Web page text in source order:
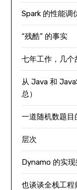
Spark 的性能调
“残酷” 的事实
七年工作，几个
从 Java 和
总）
一道随机数题目
层次
Dynamo 的实
也谈谈全栈工程